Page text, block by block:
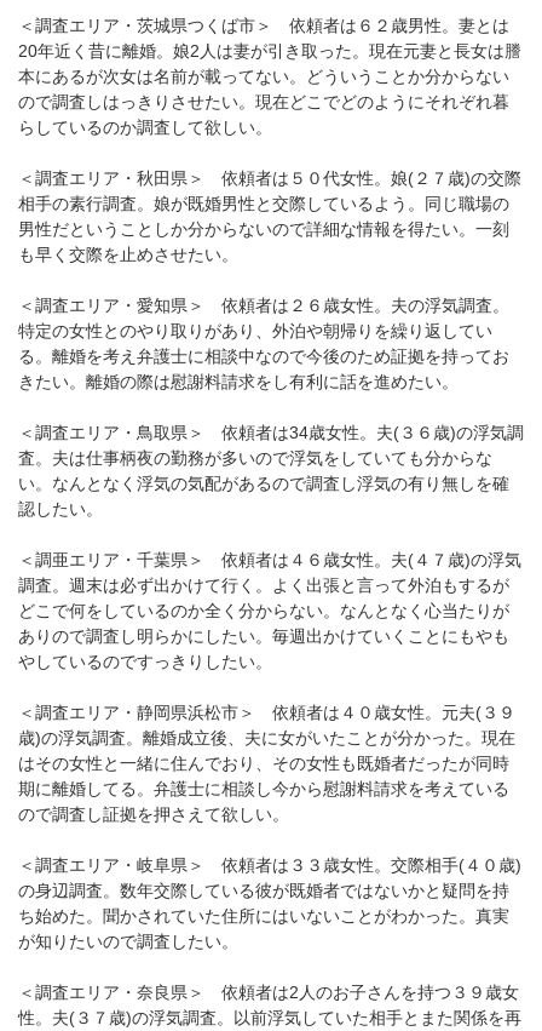
＜調査エリア・茨城県つくば市＞ 依頼者は６２歳男性。妻とは
20年近く昔に離婚。娘2人は妻が引き取った。現在元妻と長女は謄
本にあるが次女は名前が載ってない。どういうことか分からない
ので調査しはっきりさせたい。現在どこでどのようにそれぞれ暮
らしているのか調査して欲しい。
＜調査エリア・秋田県＞ 依頼者は５０代女性。娘(２７歳)の交際
相手の素行調査。娘が既婚男性と交際しているよう。同じ職場の
男性だということしか分からないので詳細な情報を得たい。一刻
も早く交際を止めさせたい。
＜調査エリア・愛知県＞ 依頼者は２６歳女性。夫の浮気調査。
特定の女性とのやり取りがあり、外泊や朝帰りを繰り返してい
る。離婚を考え弁護士に相談中なので今後のため証拠を持ってお
きたい。離婚の際は慰謝料請求をし有利に話を進めたい。
＜調査エリア・鳥取県＞ 依頼者は34歳女性。夫(３６歳)の浮気調
査。夫は仕事柄夜の勤務が多いので浮気をしていても分からな
い。なんとなく浮気の気配があるので調査し浮気の有り無しを確
認したい。
＜調亜エリア・千葉県＞ 依頼者は４６歳女性。夫(４７歳)の浮気
調査。週末は必ず出かけて行く。よく出張と言って外泊もするが
どこで何をしているのか全く分からない。なんとなく心当たりが
ありので調査し明らかにしたい。毎週出かけていくことにもやも
やしているのですっきりしたい。
＜調査エリア・静岡県浜松市＞ 依頼者は４０歳女性。元夫(３９
歳)の浮気調査。離婚成立後、夫に女がいたことが分かった。現在
はその女性と一緒に住んでおり、その女性も既婚者だったが同時
期に離婚してる。弁護士に相談し今から慰謝料請求を考えている
ので調査し証拠を押さえて欲しい。
＜調査エリア・岐阜県＞ 依頼者は３３歳女性。交際相手(４０歳)
の身辺調査。数年交際している彼が既婚者ではないかと疑問を持
ち始めた。聞かされていた住所にはいないことがわかった。真実
が知りたいので調査したい。
＜調査エリア・奈良県＞ 依頼者は2人のお子さんを持つ３９歳女
性。夫(３７歳)の浮気調査。以前浮気していた相手とまた関係を再